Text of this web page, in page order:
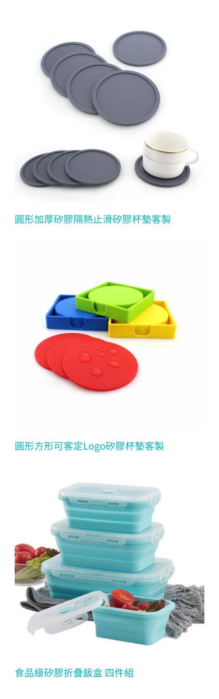
圓形加厚矽膠隔熱止滑矽膠杯墊客製
圓形方形可客定Logo矽膠杯墊客製
食品級矽膠折疊飯盒 四件組